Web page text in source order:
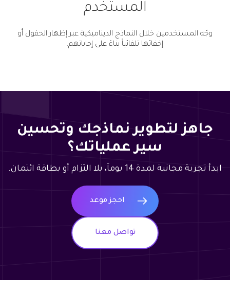
المستخدم
وجّه المستخدمين خلال النماذج الديناميكية عبر إظهار الحقول أو
إخفائها تلقائياً بناءً على إجاباتهم.
جاهز لتطوير نماذجك وتحسين
سير عملياتك؟
ابدأ تجربة مجانية لمدة 14 يوماً، بلا التزام أو بطاقة ائتمان.
احجز موعد
تواصل معنا